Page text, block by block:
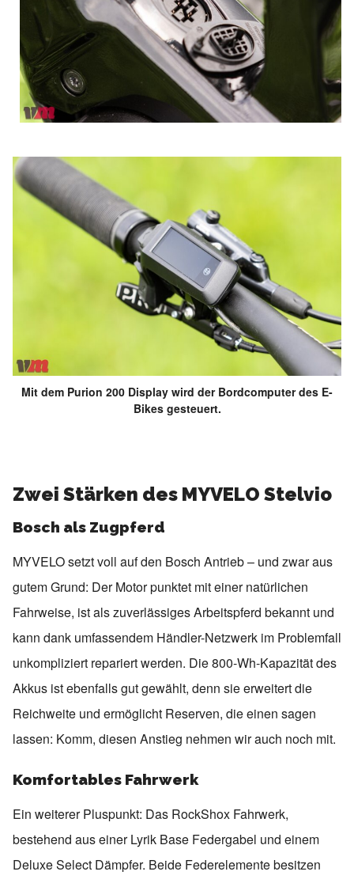
Mit dem Purion 200 Display wird der Bordcomputer des E-
Bikes gesteuert.
Zwei Stärken des MYVELO Stelvio
Bosch als Zugpferd
MYVELO setzt voll auf den Bosch Antrieb – und zwar aus
gutem Grund: Der Motor punktet mit einer natürlichen
Fahrweise, ist als zuverlässiges Arbeitspferd bekannt und
kann dank umfassendem Händler-Netzwerk im Problemfall
unkompliziert repariert werden. Die 800-Wh-Kapazität des
Akkus ist ebenfalls gut gewählt, denn sie erweitert die
Reichweite und ermöglicht Reserven, die einen sagen
lassen: Komm, diesen Anstieg nehmen wir auch noch mit.
Komfortables Fahrwerk
Ein weiterer Pluspunkt: Das RockShox Fahrwerk,
bestehend aus einer Lyrik Base Federgabel und einem
Deluxe Select Dämpfer. Beide Federelemente besitzen